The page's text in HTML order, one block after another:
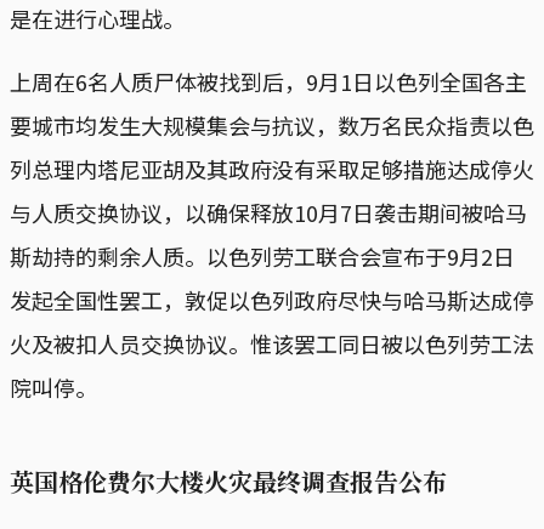
是在进行心理战。
上周在6名人质尸体被找到后，9月1日以色列全国各主
要城市均发生大规模集会与抗议，数万名民众指责以色
列总理内塔尼亚胡及其政府没有采取足够措施达成停火
与人质交换协议，以确保释放10月7日袭击期间被哈马
斯劫持的剩余人质。以色列劳工联合会宣布于9月2日
发起全国性罢工，敦促以色列政府尽快与哈马斯达成停
火及被扣人员交换协议。惟该罢工同日被以色列劳工法
院叫停。
英国格伦费尔大楼火灾最终调查报告公布